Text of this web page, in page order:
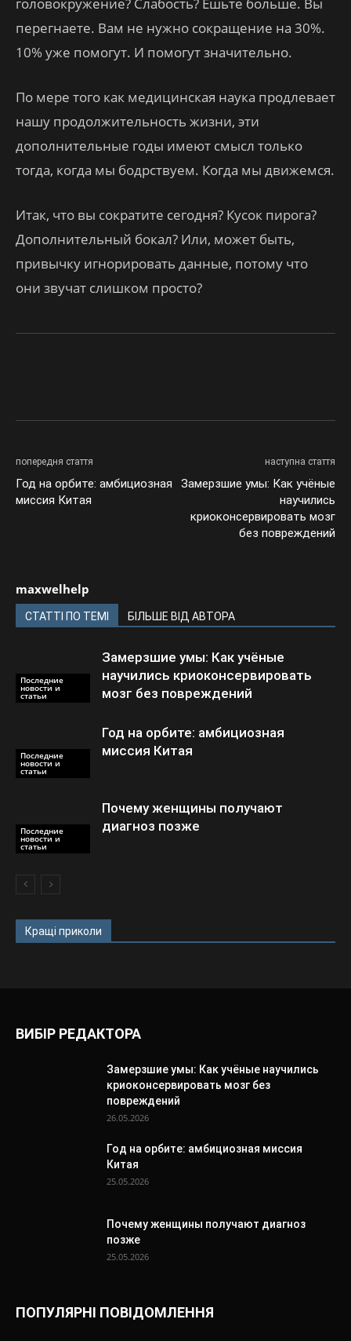
перегнаете. Вам не нужно сокращение на 30%.
10% уже помогут. И помогут значительно.
По мере того как медицинская наука продлевает
нашу продолжительность жизни, эти
дополнительные годы имеют смысл только
тогда, когда мы бодрствуем. Когда мы движемся.
Итак, что вы сократите сегодня? Кусок пирога?
Дополнительный бокал? Или, может быть,
привычку игнорировать данные, потому что
они звучат слишком просто?
попередня стаття
Год на орбите: амбициозная
миссия Китая
наступна стаття
Замерзшие умы: Как учёные
научились
криоконсервировать мозг
без повреждений
maxwelhelp
СТАТТІ ПО ТЕМІ БІЛЬШЕ ВІД АВТОРА
Последние
новости и
статьи
Замерзшие умы: Как учёные
научились криоконсервировать
мозг без повреждений
Последние
новости и
статьи
Год на орбите: амбициозная
миссия Китая
Последние
новости и
статьи
Почему женщины получают
диагноз позже
Кращі приколи
ВИБІР РЕДАКТОРА
Замерзшие умы: Как учёные научились
криоконсервировать мозг без
повреждений
26.05.2026
Год на орбите: амбициозная миссия
Китая
25.05.2026
Почему женщины получают диагноз
позже
25.05.2026
ПОПУЛЯРНІ ПОВІДОМЛЕННЯ